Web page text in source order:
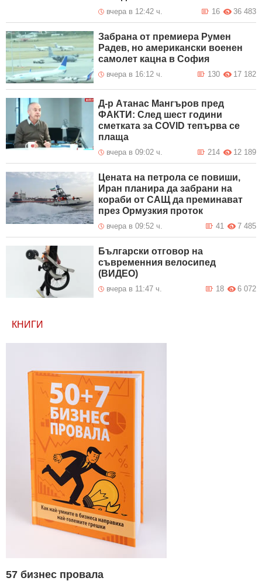
вчера в 12:42 ч. 36 483
16
Забрана от премиера Румен
Радев, но американски военен
самолет кацна в София
вчера в 16:12 ч. 17 182
130
Д-р Атанас Мангъров пред
ФАКТИ: След шест години
сметката за COVID тепърва се
плаща
вчера в 09:02 ч. 12 189
214
Цената на петрола се повиши,
Иран планира да забрани на
кораби от САЩ да преминават
през Ормузкия проток
вчера в 09:52 ч. 7 485
41
Български отговор на
съвременния велосипед
(ВИДЕО)
вчера в 11:47 ч. 6 072
18
КНИГИ
57 бизнес провала